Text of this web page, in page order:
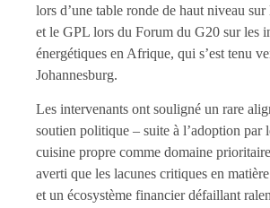
lors d’une table ronde de haut niveau
et le GPL lors du Forum du G20 sur les
énergétiques en Afrique, qui s’est tenu
Johannesburg.
Les intervenants ont souligné un rare
soutien politique – suite à l’adoption par
cuisine propre comme domaine
averti que les lacunes critiques en
et un écosystème financier défaillant